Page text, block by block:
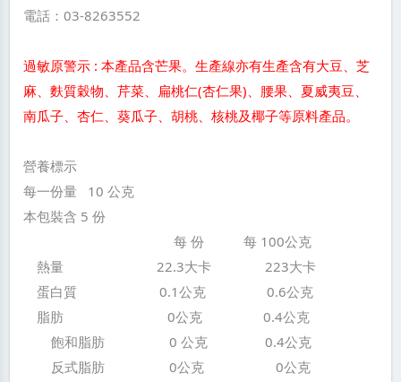
電話：03-8263552
過敏原警示 : 本產品含芒果。生產線亦有生產含有大豆、芝
麻、麩質穀物、芹菜、扁桃仁(杏仁果)、腰果、夏威夷豆、
南瓜子、杏仁、葵瓜子、胡桃、核桃及椰子等原料產品。
營養標示
每一份量 10 公克
本包裝含 5 份
每 份 每 100公克
熱量 22.3大卡 223大卡
蛋白質 0.1公克 0.6公克
脂肪 0公克 0.4公克
飽和脂肪 0 公克 0.4公克
反式脂肪 0公克 0公克